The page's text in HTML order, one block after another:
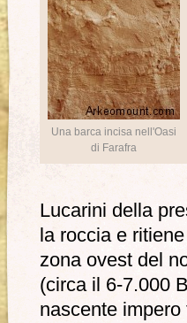
Una barca incisa nell'Oasi
di Farafra
Lucarini della
la roccia e
zona ovest del
(circa il 6-7.000
nascente impero